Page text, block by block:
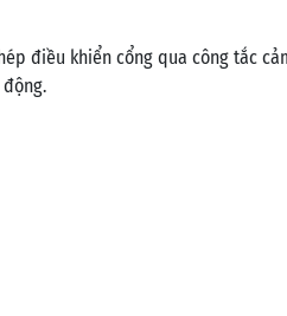
điều khiển cổng qua công tắc